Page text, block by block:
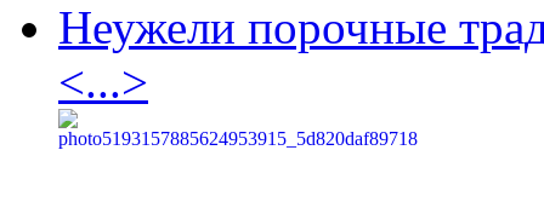
Неужели порочные
<...>